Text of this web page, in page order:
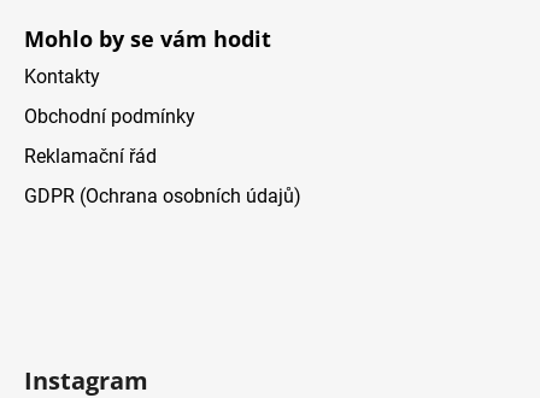
Mohlo by se vám hodit
Kontakty
Obchodní podmínky
Reklamační řád
GDPR (Ochrana osobních údajů)
Instagram